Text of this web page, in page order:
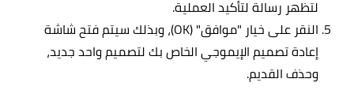
لتظهر رسالة لتأكيد العملية.
النقر على خيار "موافق" (OK)، وبذلك سيتم فتح شاشة
إعادة تصميم الإيموجي الخاص بك لتصميم واحد جديد،
وحذف القديم.